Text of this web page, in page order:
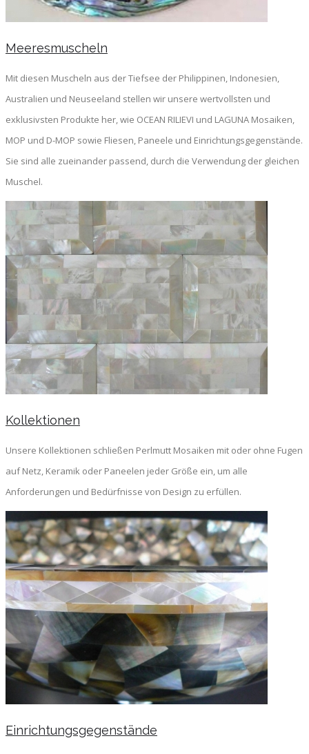
Meeresmuscheln
Mit diesen Muscheln aus der Tiefsee der Philippinen, Indonesien,
Australien und Neuseeland stellen wir unsere wertvollsten und
exklusivsten Produkte her, wie OCEAN RILIEVI und LAGUNA Mosaiken,
MOP und D-MOP sowie Fliesen, Paneele und Einrichtungsgegenstände.
Sie sind alle zueinander passend, durch die Verwendung der gleichen
Muschel.
Kollektionen
Unsere Kollektionen schließen Perlmutt Mosaiken mit oder ohne Fugen
auf Netz, Keramik oder Paneelen jeder Größe ein, um alle
Anforderungen und Bedürfnisse von Design zu erfüllen.
Einrichtungsgegenstände